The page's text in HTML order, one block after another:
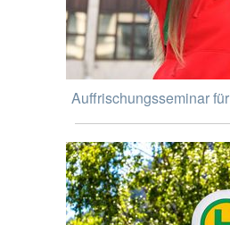
Auffrischungsseminar